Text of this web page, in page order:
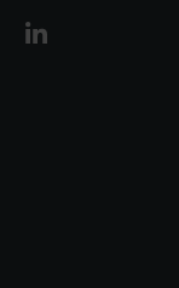
YouTube